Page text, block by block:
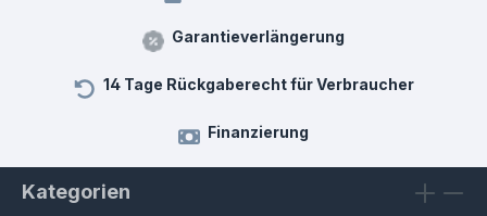
Garantieverlängerung
14 Tage Rückgaberecht für Verbraucher
Finanzierung
Kategorien